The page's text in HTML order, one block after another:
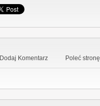
Dodaj Komentarz Poleć stronę